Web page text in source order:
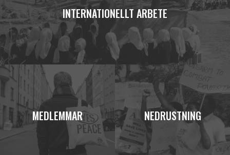
INTERNATIONELLT ARBETE
MEDLEMMAR NEDRUSTNING